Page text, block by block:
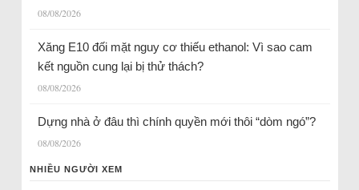
08/08/2026
Xăng E10 đối mặt nguy cơ thiếu ethanol: Vì sao cam
kết nguồn cung lại bị thử thách?
08/08/2026
Dựng nhà ở đâu thì chính quyền mới thôi “dòm ngó”?
08/08/2026
NHIỀU NGƯỜI XEM